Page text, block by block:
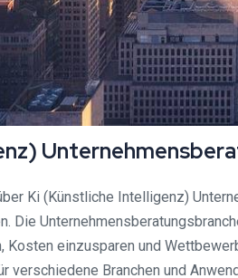
Ki (Künstliche Intelligenz)
Die
einzusparen und
verschiedene Branchen und